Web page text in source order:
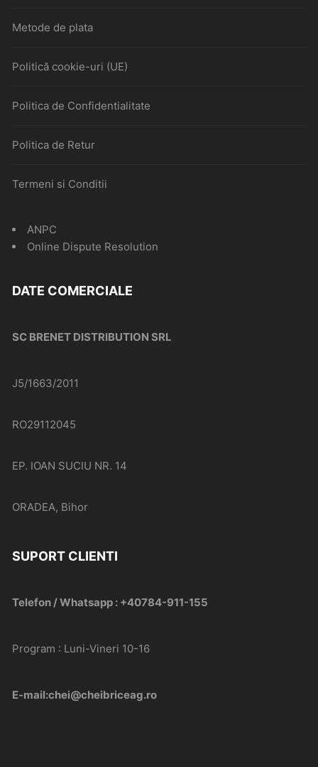
Metode de plata
Politică cookie-uri (UE)
Politica de Confidentialitate
Politica de Retur
Termeni si Conditii
ANPC
Online Dispute Resolution
DATE COMERCIALE
SC BRENET DISTRIBUTION SRL
J5/1663/2011
RO29112045
EP. IOAN SUCIU NR. 14
ORADEA, Bihor
SUPORT CLIENTI
Telefon / Whatsapp : +40784-911-155
Program : Luni-Vineri 10-16
E-mail:chei@cheibriceag.ro